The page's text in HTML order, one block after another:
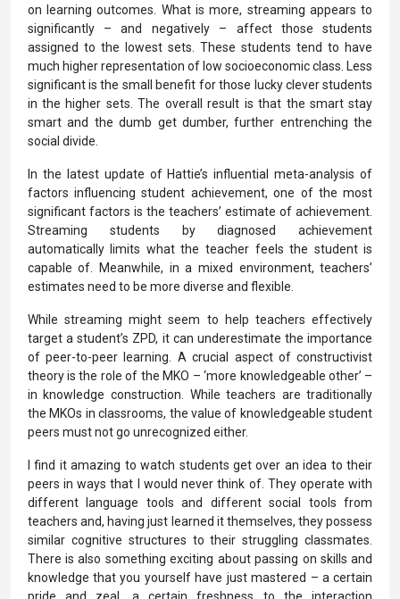
on learning outcomes. What is more, streaming appears to
significantly – and negatively – affect those students
assigned to the lowest sets. These students tend to have
much higher representation of low socioeconomic class. Less
significant is the small benefit for those lucky clever students
in the higher sets. The overall result is that the smart stay
smart and the dumb get dumber, further entrenching the
social divide.
In the latest update of Hattie’s influential meta-analysis of
factors influencing student achievement, one of the most
significant factors is the teachers’ estimate of achievement.
Streaming students by diagnosed achievement
automatically limits what the teacher feels the student is
capable of. Meanwhile, in a mixed environment, teachers’
estimates need to be more diverse and flexible.
While streaming might seem to help teachers effectively
target a student’s ZPD, it can underestimate the importance
of peer-to-peer learning. A crucial aspect of constructivist
theory is the role of the MKO – ‘more­ knowledgeable other’ –
in knowledge construction. While teachers are traditionally
the MKOs in classrooms, the value of knowledgeable student
peers must not go unrecognized either.
I find it amazing to watch students get over an idea to their
peers in ways that I would never think of. They operate with
different language tools and different social tools from
teachers and, having just learned it themselves, they possess
similar cognitive structures to their struggling classmates.
There is also something exciting about passing on skills and
knowledge that you yourself have just mastered – a certain